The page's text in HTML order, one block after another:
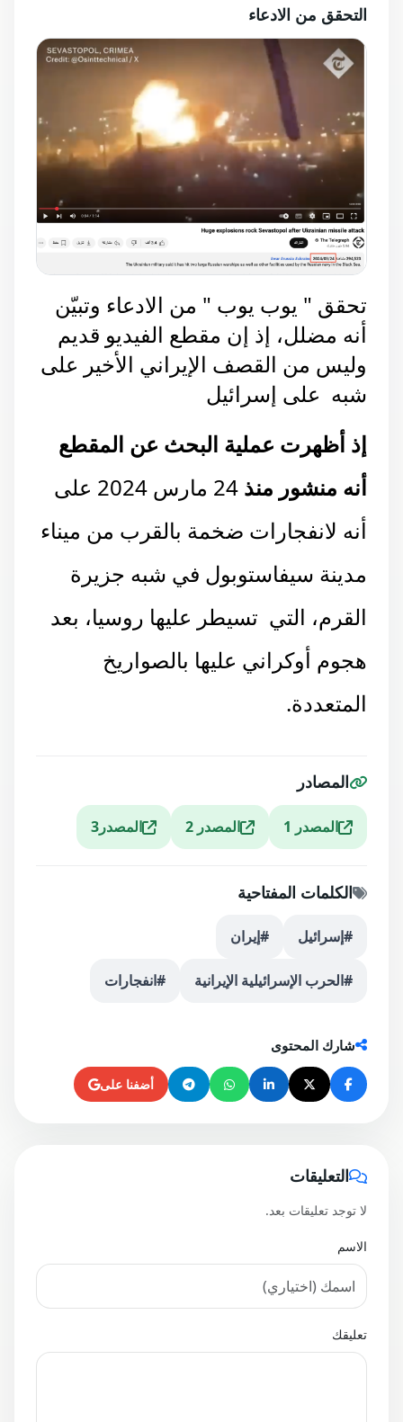
التحقق من الادعاء
شبه  على إسرائيل
إذ أظهرت عملية البحث عن المقطع
أنه منشور منذ
24 مارس 2024 على
أنه لانفجارات ضخمة بالقرب من ميناء
مدينة سيفاستوبول في شبه جزيرة
القرم، التي تسيطر عليها روسيا، بعد
هجوم أوكراني عليها بالصواريخ
المتعددة.
المصادر
المصدر 1 المصدر 2 المصدر3
الكلمات المفتاحية
#إسرائيل #إيران
#الحرب الإسرائيلية الإيرانية #انفجارات
شارك المحتوى
أضفنا على
التعليقات
لا توجد تعليقات بعد.
الاسم
تعليقك